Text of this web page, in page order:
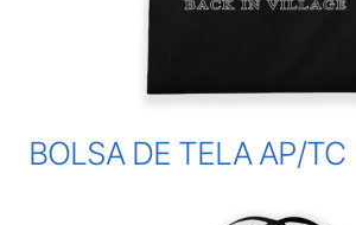
BOLSA DE TELA AP/TC